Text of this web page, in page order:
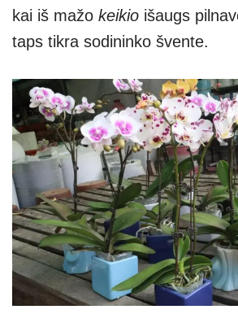
kai iš mažo keikio išaugs
taps tikra sodininko švente.